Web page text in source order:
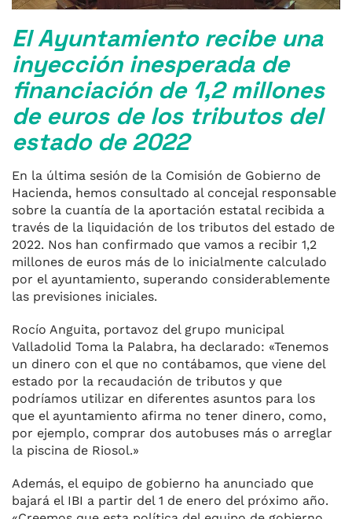
El Ayuntamiento recibe una
inyección inesperada de
financiación de 1,2 millones
de euros de los tributos del
estado de 2022
En la última sesión de la Comisión de Gobierno de
Hacienda, hemos consultado al concejal responsable
sobre la cuantía de la aportación estatal recibida a
través de la liquidación de los tributos del estado de
2022. Nos han confirmado que vamos a recibir 1,2
millones de euros más de lo inicialmente calculado
por el ayuntamiento, superando considerablemente
las previsiones iniciales.
Rocío Anguita, portavoz del grupo municipal
Valladolid Toma la Palabra, ha declarado: «Tenemos
un dinero con el que no contábamos, que viene del
estado por la recaudación de tributos y que
podríamos utilizar en diferentes asuntos para los
que el ayuntamiento afirma no tener dinero, como,
por ejemplo, comprar dos autobuses más o arreglar
la piscina de Riosol.»
Además, el equipo de gobierno ha anunciado que
bajará el IBI a partir del 1 de enero del próximo año.